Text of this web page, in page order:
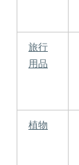
旅行
用品
植物